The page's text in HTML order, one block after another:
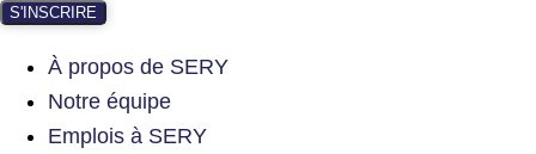
S'INSCRIRE
À propos de SERY
Notre équipe
Emplois à SERY